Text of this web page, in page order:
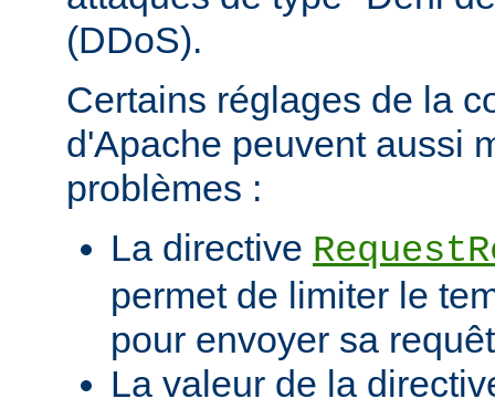
(DDoS).
Certains réglages de la
d'Apache peuvent aussi
problèmes :
La directive
permet de limiter le
pour envoyer sa
La valeur de la